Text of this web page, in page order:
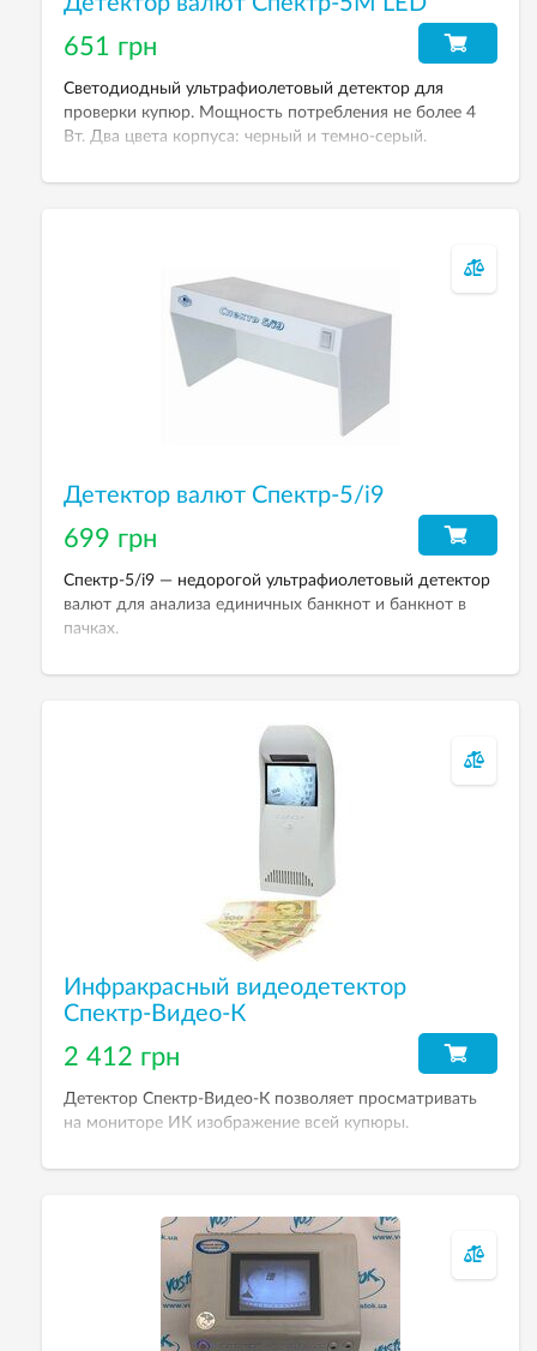
651 грн
Светодиодный ультрафиолетовый детектор для
проверки купюр. Мощность потребления не более 4
Вт. Два цвета корпуса: черный и темно-серый.
Детектор валют Спектр-5/і9
699 грн
Спектр-5/і9 — недорогой ультрафиолетовый детектор
валют для анализа единичных банкнот и банкнот в
пачках.
Инфракрасный видеодетектор
Спектр-Видео-К
2 412 грн
Детектор Спектр-Видео-К позволяет просматривать
на мониторе ИК изображение всей купюры.